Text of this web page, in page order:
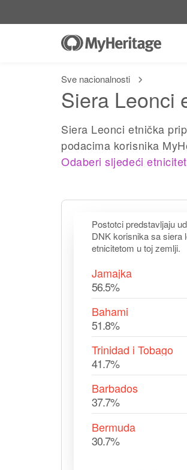
Sve nacionalnosti
Siera Leonci
Siera Leonci etnička
podacima korisnika
Odaberi sljedeći etnicitet
Postotci predstavljaju
DNK korisnika sa siera
etnicitetom u toj zemlji.
Jamajka
56.5%
Bahami
51.8%
Trinidad i Tobago
41.7%
Barbados
37.7%
Bermuda
30.7%